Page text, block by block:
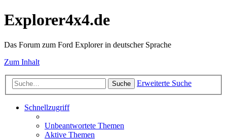
Explorer4x4.de
Das Forum zum Ford Explorer in deutscher Sprache
Zum Inhalt
Suche Erweiterte Suche
Schnellzugriff
Unbeantwortete Themen
Aktive Themen